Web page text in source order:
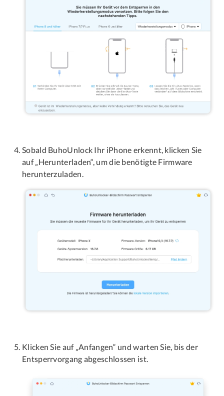
Sobald BuhoUnlock Ihr iPhone erkennt, klicken Sie
auf „Herunterladen“, um die benötigte Firmware
herunterzuladen.
Klicken Sie auf „Anfangen“ und warten Sie, bis der
Entsperrvorgang abgeschlossen ist.